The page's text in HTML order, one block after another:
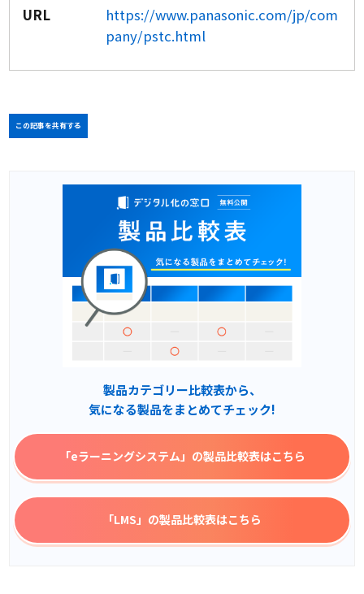
URL
https://www.panasonic.com/jp/com
pany/pstc.html
この記事を共有する
製品カテゴリー比較表から、
気になる製品をまとめてチェック!
「eラーニングシステム」 の製品比較表はこちら
「LMS」 の製品比較表はこちら